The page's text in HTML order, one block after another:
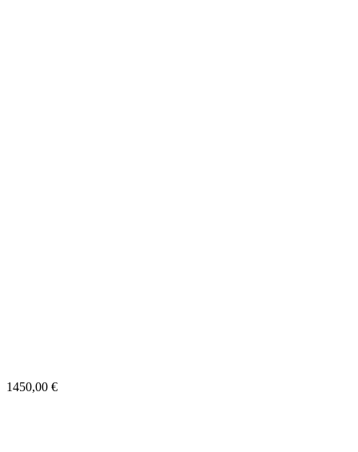
1450,00 €